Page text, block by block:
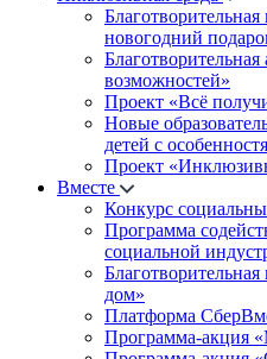
новогодний
возможностей»
Проект «Всё
Новые
детей с
Проект
Вместе
Конкурс
Программа
социальной
дом»
Платформа
Программа-акция